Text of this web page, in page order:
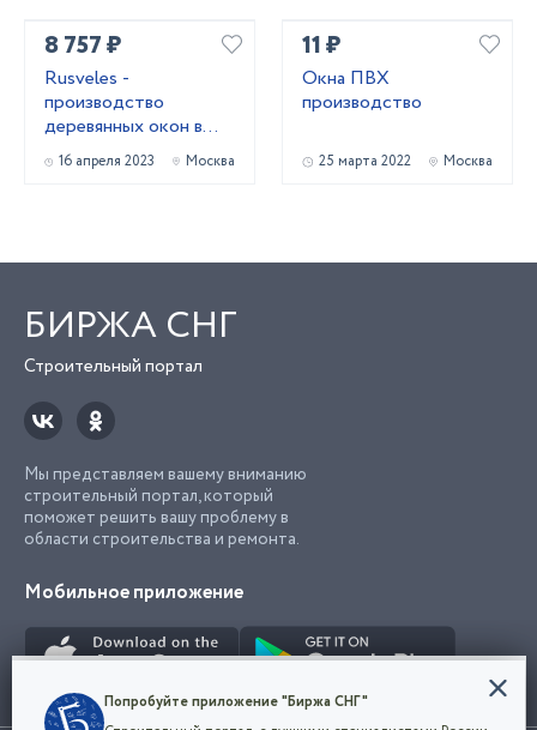
8 757 ₽
Rusveles -
производство
деревянных окон в
Москве и
Московской области
16 апреля 2023 Москва
11 ₽
Окна ПВХ
производство
25 марта 2022 Москва
БИРЖА СНГ
Строительный портал
Мы представляем вашему вниманию
строительный портал, который
поможет решить вашу проблему в
области строительства и ремонта.
Мобильное приложение
Конфиденциальность
Попробуйте приложение "Биржа СНГ"